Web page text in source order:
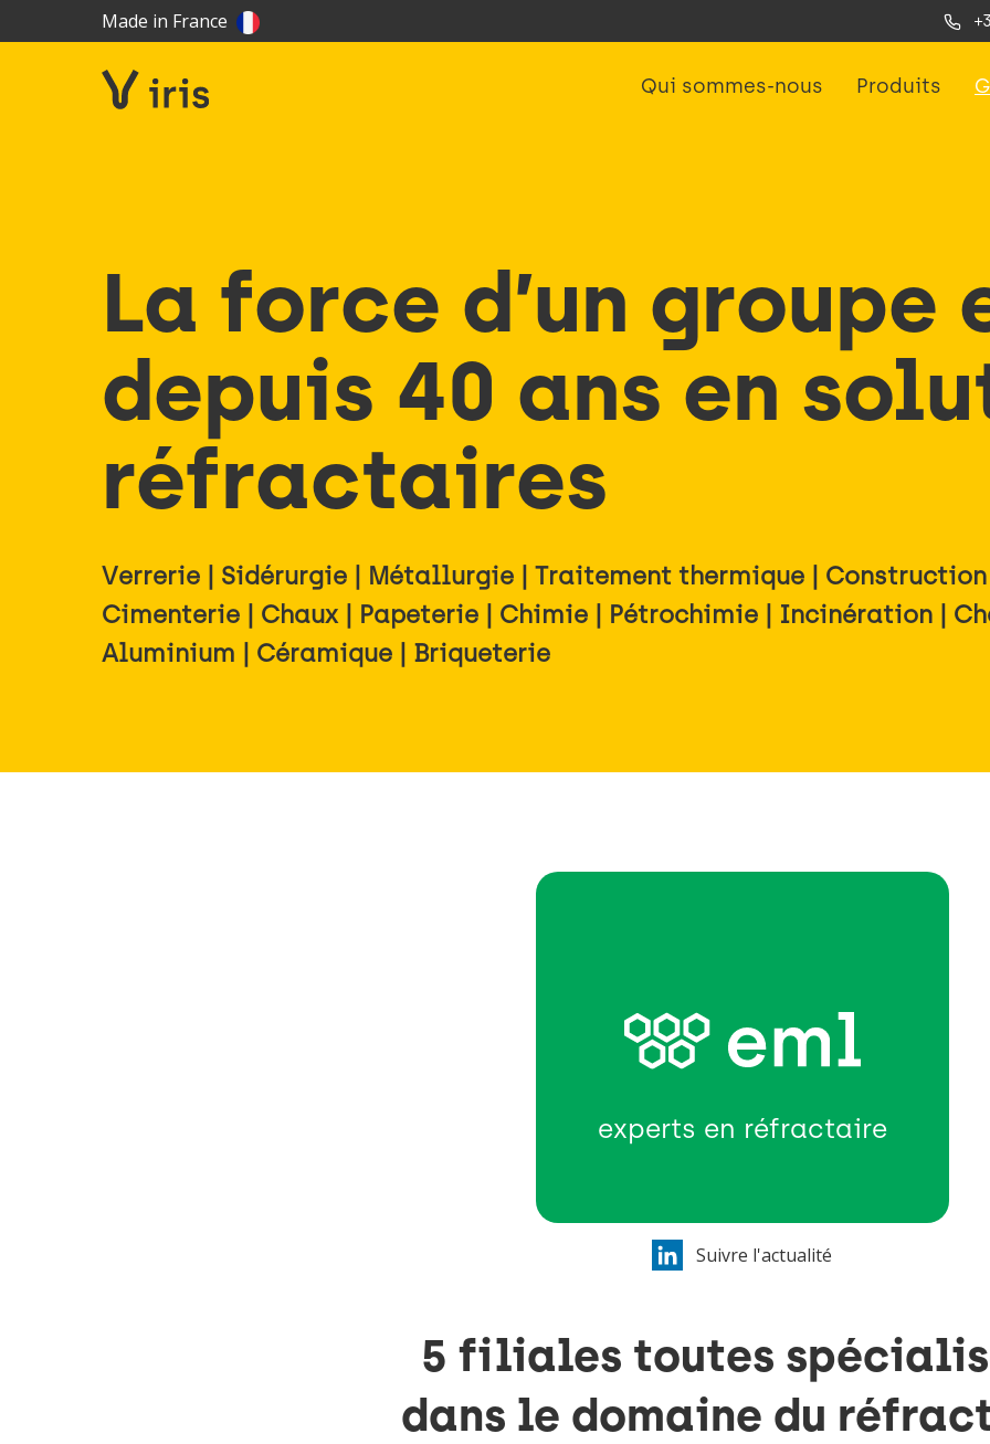
Made in France
Qui sommes-nous Produits
La force d’un groupe
depuis 40 ans en
réfractaires
Verrerie | Sidérurgie | Métallurgie | Traitement thermique |
Cimenterie | Chaux | Papeterie | Chimie | Pétrochimie | Incinération |
Aluminium | Céramique | Briqueterie
experts en réfractaire
Suivre l'actualité
5 filiales toutes
dans le domaine du